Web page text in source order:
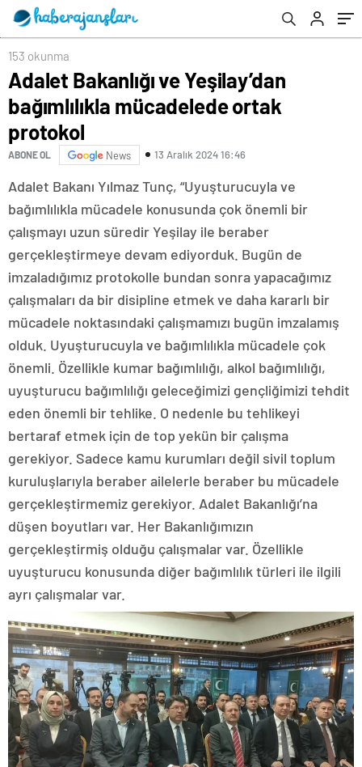
153 okunma
Adalet Bakanlığı ve Yeşilay’dan
bağımlılıkla mücadelede ortak
protokol
ABONE OL News 13 Aralık 2024 16:46
Adalet Bakanı Yılmaz Tunç, “Uyuşturucuyla ve
bağımlılıkla mücadele konusunda çok önemli bir
çalışmayı uzun süredir Yeşilay ile beraber
gerçekleştirmeye devam ediyorduk. Bugün de
imzaladığımız protokolle bundan sonra yapacağımız
çalışmaları da bir disipline etmek ve daha kararlı bir
mücadele noktasındaki çalışmamızı bugün imzalamış
olduk. Uyuşturucuyla ve bağımlılıkla mücadele çok
önemli. Özellikle kumar bağımlılığı, alkol bağımlılığı,
uyuşturucu bağımlılığı geleceğimizi gençliğimizi tehdit
eden önemli bir tehlike. O nedenle bu tehlikeyi
bertaraf etmek için de top yekün bir çalışma
gerekiyor. Sadece kamu kurumları değil sivil toplum
kuruluşlarıyla beraber ailelerle beraber bu mücadele
gerçekleştirmemiz gerekiyor. Adalet Bakanlığı’na
düşen boyutları var. Her Bakanlığımızın
gerçekleştirmiş olduğu çalışmalar var. Özellikle
uyuşturucu konusunda diğer bağımlılık türleri ile ilgili
ayrı çalışmalar var.